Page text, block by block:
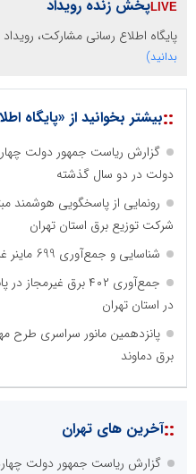
پخش زنده رویداد
پایگاه اطلاع رسانی مشارکت،
بدانید)
::بیشتر بخوانید از «پایگاه
گزارش ریاست جمهور دولت
دولت در دو سال گذشته
شرکت توزیع برق استان تهران
شناسایی و جمع‌آوری 699 ماینر غیرمجاز در استان تهران
جمع‌آوری ۴۰۲ برق
در استان تهران
پانزدهمین مانور سراسری طرح
برق دماوند
::آخرین های تهران
گزارش ریاست جمهور دولت